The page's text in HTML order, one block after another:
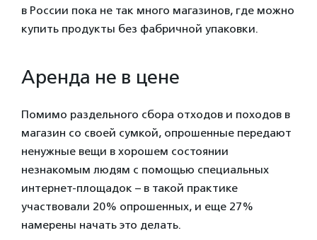
в России пока не так много магазинов, где можно
купить продукты без фабричной упаковки.
Аренда не в цене
Помимо раздельного сбора отходов и походов в
магазин со своей сумкой, опрошенные передают
ненужные вещи в хорошем состоянии
незнакомым людям с помощью специальных
интернет-площадок – в такой практике
участвовали 20% опрошенных, и еще 27%
намерены начать это делать.